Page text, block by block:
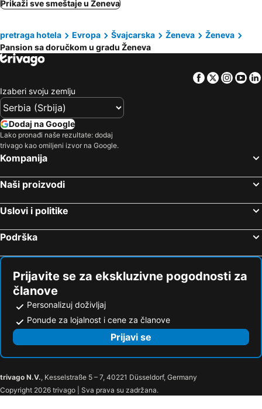
Septmoncel, bed and breakfasts
Meillerie, bed and breakfasts
Hauteville-Lompnès, bed and breakfasts
Nion, bed and breakfasts
Lathuile, bed and breakfasts
Le Grand- Bornand Village, bed and breakfasts
Collonges, bed and breakfasts
Thollon-les-Mémises, bed and breakfasts
Châtillon-en-Michaille, bed and breakfasts
St.-Jean-d´Aulps, bed and breakfasts
Sallanches, bed and breakfasts
Bassy, bed and breakfasts
Maisod, bed and breakfasts
Taninges, bed and breakfasts
Scionzier, bed and breakfasts
Villy-le-Bouveret, bed and breakfasts
Luins, bed and breakfasts
Vaux-lès-Saint-Claude, bed and breakfasts
Arzije, bed and breakfasts
Prikaži sve smeštaje u Ženeva
pretraga hotela Evropa Švajcarska Ženeva
Ženeva
Pansion sa doručkom u gradu Ženeva
Facebook
Twitter
Izaberi svoju zemlju
Dodaj na Google
Lako pronađi naše rezultate: dodaj
trivago kao omiljeni izvor na Google.
Kompanija
Naši proizvodi
Uslovi i politike
Podrška
Prijavite se za ekskluzivne pogodnosti za
članove
Personalizuj doživljaj
Ponude za lojalnost i cene za članove
Prijavi se
trivago N.V., Kesselstraße 5 – 7, 40221 Düsseldorf, Germany
Copyright 2026 trivago | Sva prava su zadržana.